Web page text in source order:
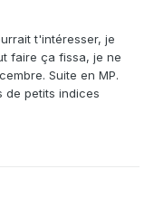
t'intéresser, je
faire ça fissa, je ne
Suite en MP.
de petits indices